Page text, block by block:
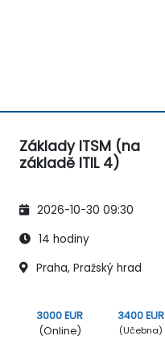
Základy ITSM (na
základě ITIL 4)
2026-10-30 09:30
14 hodiny
Praha, Pražský hrad
3000 EUR
(Online)
3400 EUR
(Učebna)